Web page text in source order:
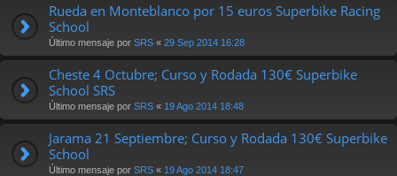
Rueda en Monteblanco por 15 euros Superbike Racing
School
Último mensaje por SRS « 29 Sep 2014 16:28
Cheste 4 Octubre; Curso y Rodada 130€ Superbike
School SRS
Último mensaje por SRS « 19 Ago 2014 18:48
Jarama 21 Septiembre; Curso y Rodada 130€ Superbike
School
Último mensaje por SRS « 19 Ago 2014 18:47